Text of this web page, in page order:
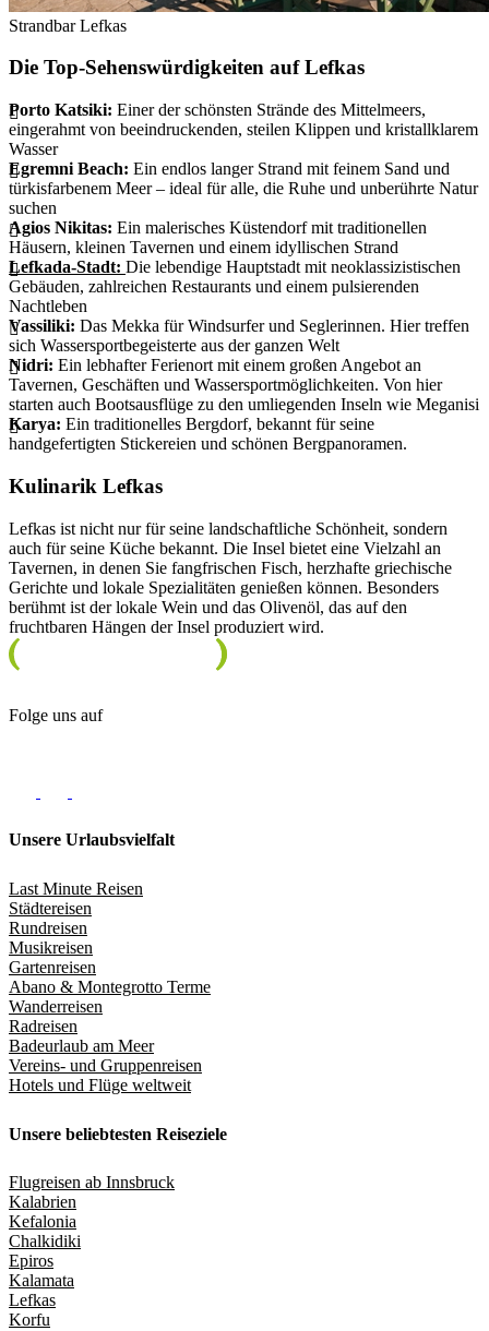
Strandbar Lefkas
Die Top-Sehenswürdigkeiten auf Lefkas
Porto Katsiki: Einer der schönsten Strände des Mittelmeers,
eingerahmt von beeindruckenden, steilen Klippen und kristallklarem
Wasser
Egremni Beach: Ein endlos langer Strand mit feinem Sand und
türkisfarbenem Meer – ideal für alle, die Ruhe und unberührte Natur
suchen
Agios Nikitas: Ein malerisches Küstendorf mit traditionellen
Häusern, kleinen Tavernen und einem idyllischen Strand
Lefkada-Stadt: Die lebendige Hauptstadt mit neoklassizistischen
Gebäuden, zahlreichen Restaurants und einem pulsierenden
Nachtleben
Vassiliki: Das Mekka für Windsurfer und Seglerinnen. Hier treffen
sich Wassersportbegeisterte aus der ganzen Welt
Nidri: Ein lebhafter Ferienort mit einem großen Angebot an
Tavernen, Geschäften und Wassersportmöglichkeiten. Von hier
starten auch Bootsausflüge zu den umliegenden Inseln wie Meganisi
Karya: Ein traditionelles Bergdorf, bekannt für seine
handgefertigten Stickereien und schönen Bergpanoramen.
Kulinarik Lefkas
Lefkas ist nicht nur für seine landschaftliche Schönheit, sondern
auch für seine Küche bekannt. Die Insel bietet eine Vielzahl an
Tavernen, in denen Sie fangfrischen Fisch, herzhafte griechische
Gerichte und lokale Spezialitäten genießen können. Besonders
berühmt ist der lokale Wein und das Olivenöl, das auf den
fruchtbaren Hängen der Insel produziert wird.
Folge uns auf
Unsere Urlaubsvielfalt
Last Minute Reisen
Städtereisen
Rundreisen
Musikreisen
Gartenreisen
Abano & Montegrotto Terme
Wanderreisen
Radreisen
Badeurlaub am Meer
Vereins- und Gruppenreisen
Hotels und Flüge weltweit
Unsere beliebtesten Reiseziele
Flugreisen ab Innsbruck
Kalabrien
Kefalonia
Chalkidiki
Epiros
Kalamata
Lefkas
Korfu